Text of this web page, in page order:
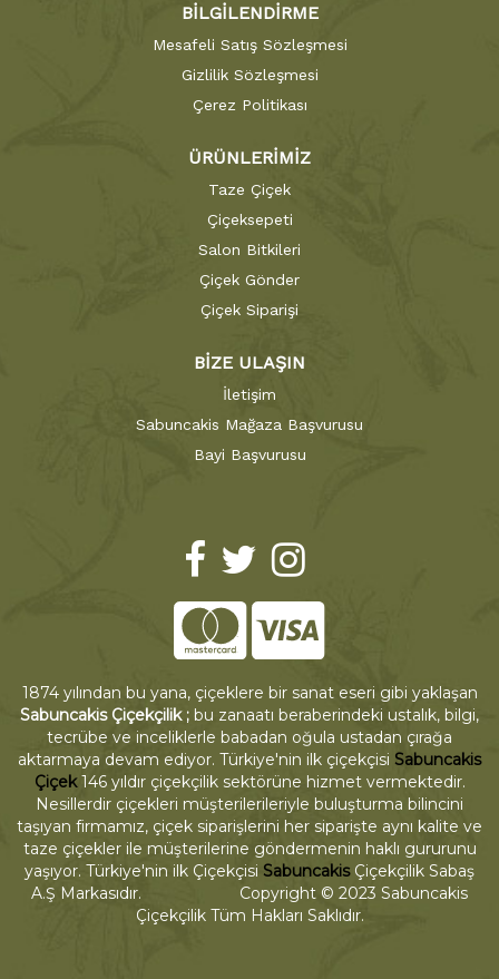
BİLGİLENDİRME
Mesafeli Satış Sözleşmesi
Gizlilik Sözleşmesi
Çerez Politikası
ÜRÜNLERİMİZ
Taze Çiçek
Çiçeksepeti
Salon Bitkileri
Çiçek Gönder
Çiçek Siparişi
BİZE ULAŞIN
İletişim
Sabuncakis Mağaza Başvurusu
Bayi Başvurusu
1874 yılından bu yana, çiçeklere bir sanat eseri gibi yaklaşan
Sabuncakis Çiçekçilik ; bu zanaatı beraberindeki ustalık, bilgi,
tecrübe ve inceliklerle babadan oğula ustadan çırağa
aktarmaya devam ediyor. Türkiye'nin ilk çiçekçisi Sabuncakis
Çiçek146 yıldır çiçekçilik sektörüne hizmet vermektedir.
Nesillerdir çiçekleri müşterilerileriyle buluşturma bilincini
taşıyan firmamız, çiçek siparişlerini her siparişte aynı kalite ve
taze çiçekler ile müşterilerine göndermenin haklı gururunu
yaşıyor. Türkiye'nin ilk Çiçekçisi SabuncakisÇiçekçilik Sabaş
A.Ş Markasıdır. Copyright © 2023 Sabuncakis
Çiçekçilik Tüm Hakları Saklıdır.